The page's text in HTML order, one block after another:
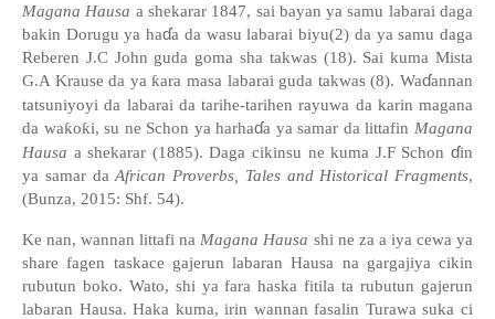
Magana Hausa a shekarar 1847, sai bayan ya samu labarai daga
bakin Dorugu ya haɗa da wasu labarai biyu(2) da ya samu daga
Reberen J.C John guda goma sha takwas (18). Sai kuma Mista
G.A Krause da ya ƙara masa labarai guda takwas (8). Waɗannan
tatsuniyoyi da labarai da tarihe-tarihen rayuwa da karin magana
da waƙoƙi, su ne Schon ya harhaɗa ya samar da littafin Magana
Hausa a shekarar (1885). Daga cikinsu ne kuma J.F Schonɗin
ya samar daAfrican Proverbs, Tales and Historical Fragments,
(Bunza, 2015: Shf. 54).
Ke nan, wannan littafi na Magana Hausa shi ne za a iya cewa ya
share fagen taskace gajerun labaran Hausa na gargajiya cikin
rubutun boko. Wato, shi ya fara haska fitila ta rubutun gajerun
labaran Hausa. Haka kuma, irin wannan fasalin Turawa suka ci